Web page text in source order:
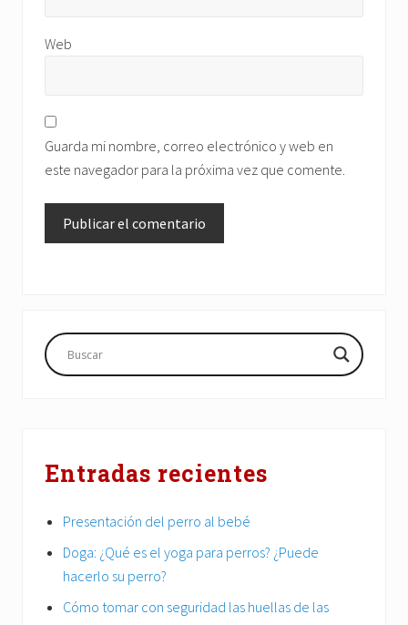
Web
Guarda mi nombre, correo electrónico y web en
este navegador para la próxima vez que comente.
Barra
lateral
Entradas recientes
Presentación del perro al bebé
Doga: ¿Qué es el yoga para perros? ¿Puede
hacerlo su perro?
Cómo tomar con seguridad las huellas de las